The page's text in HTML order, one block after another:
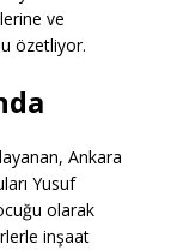
ve
özetliyor.
Ankara
Yusuf
olarak
inşaat